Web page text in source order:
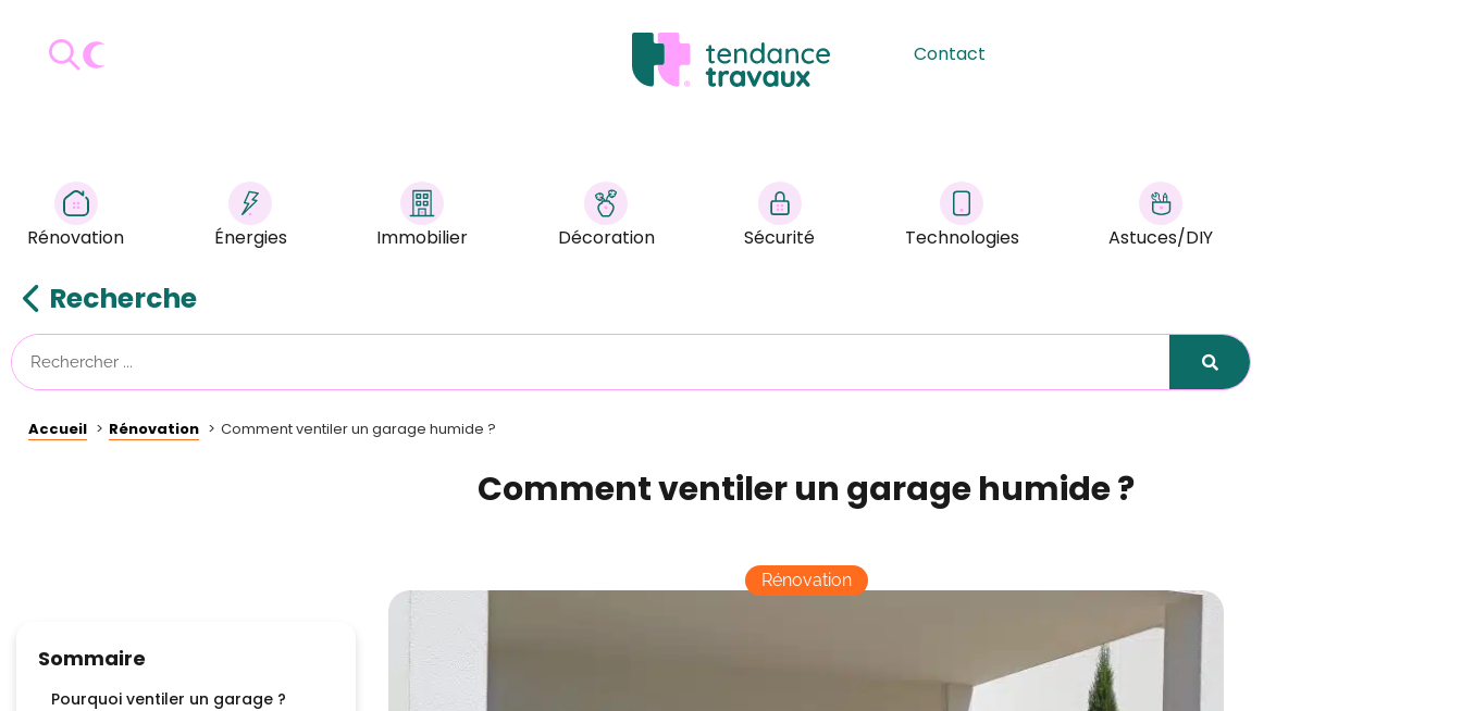
Contact
Rénovation Énergies Immobilier Décoration Sécurité Technologies Astuces/DIY
Recherche
Accueil Rénovation Comment ventiler un garage humide ?
Sommaire
Pourquoi ventiler un garage ?
Comment ventiler un garage humide ?
Rénovation